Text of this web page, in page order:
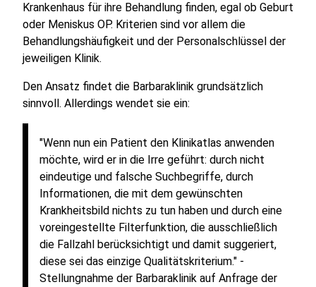
Krankenhaus für ihre Behandlung finden, egal ob Geburt
oder Meniskus OP. Kriterien sind vor allem die
Behandlungshäufigkeit und der Personalschlüssel der
jeweiligen Klinik.
Den Ansatz findet die Barbaraklinik grundsätzlich
sinnvoll. Allerdings wendet sie ein:
"Wenn nun ein Patient den Klinikatlas anwenden
möchte, wird er in die Irre geführt: durch nicht
eindeutige und falsche Suchbegriffe, durch
Informationen, die mit dem gewünschten
Krankheitsbild nichts zu tun haben und durch eine
voreingestellte Filterfunktion, die ausschließlich
die Fallzahl berücksichtigt und damit suggeriert,
diese sei das einzige Qualitätskriterium." -
Stellungnahme der Barbaraklinik auf Anfrage der